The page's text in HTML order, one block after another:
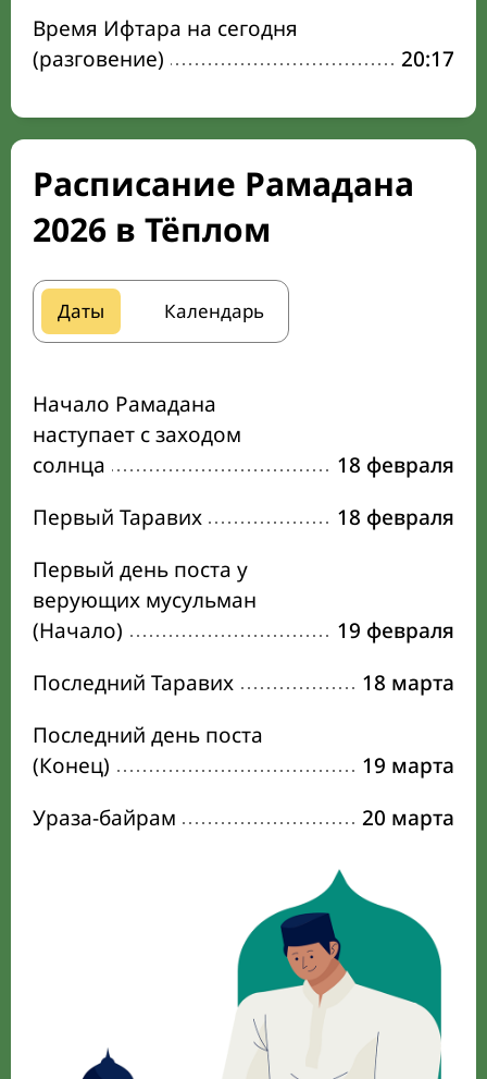
Время Ифтара на сегодня
(разговение)
20:17
Расписание Рамадана
2026 в Тёплом
Даты Календарь
Начало Рамадана
наступает с заходом
солнца
18 февраля
Первый Таравих
18 февраля
Первый день поста у
верующих мусульман
(Начало)
19 февраля
Последний Таравих
18 марта
Последний день поста
(Конец)
19 марта
Ураза-байрам
20 марта